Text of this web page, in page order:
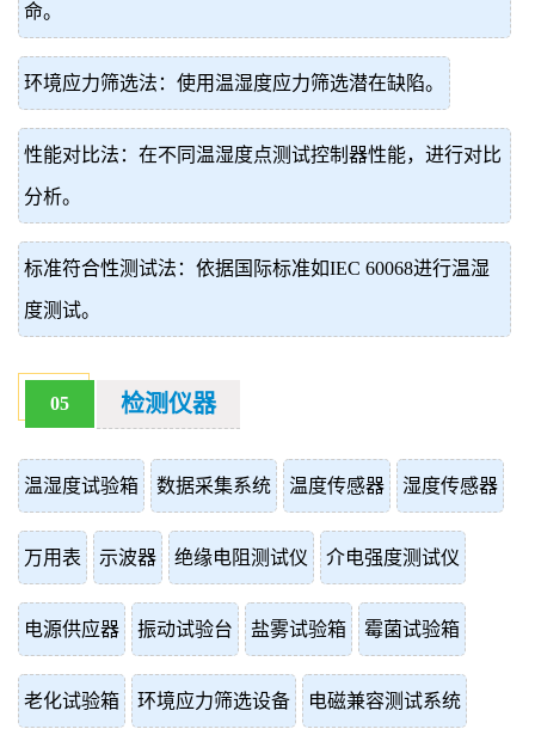
命。
环境应力筛选法：使用温湿度应力筛选潜在缺陷。
性能对比法：在不同温湿度点测试控制器性能，进行对比
分析。
标准符合性测试法：依据国际标准如IEC 60068进行温湿
度测试。
05 检测仪器
温湿度试验箱 数据采集系统 温度传感器 湿度传感器
万用表 示波器 绝缘电阻测试仪 介电强度测试仪
电源供应器 振动试验台 盐雾试验箱 霉菌试验箱
老化试验箱 环境应力筛选设备 电磁兼容测试系统